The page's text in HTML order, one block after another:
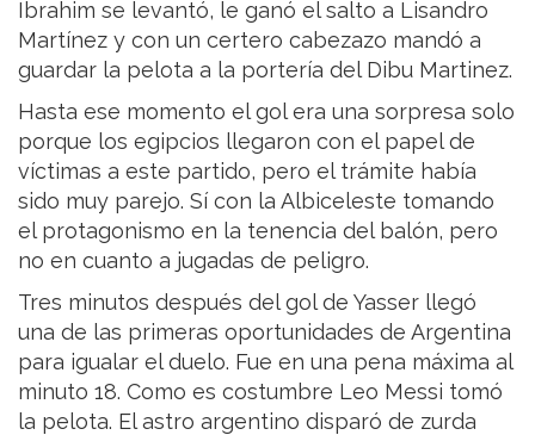
Ibrahim se levantó, le ganó el salto a Lisandro
Martínez y con un certero cabezazo mandó a
guardar la pelota a la portería del Dibu Martinez.
Hasta ese momento el gol era una sorpresa solo
porque los egipcios llegaron con el papel de
víctimas a este partido, pero el trámite había
sido muy parejo. Sí con la Albiceleste tomando
el protagonismo en la tenencia del balón, pero
no en cuanto a jugadas de peligro.
Tres minutos después del gol de Yasser llegó
una de las primeras oportunidades de Argentina
para igualar el duelo. Fue en una pena máxima al
minuto 18. Como es costumbre Leo Messi tomó
la pelota. El astro argentino disparó de zurda